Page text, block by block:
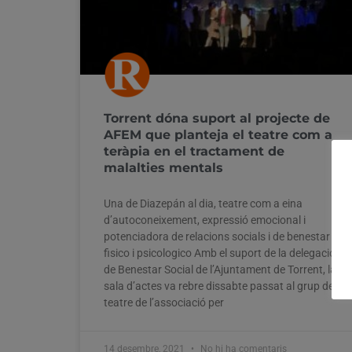
Torrent dóna suport al projecte de
AFEM que planteja el teatre com a
teràpia en el tractament de
malalties mentals
Una de Diazepán al dia, teatre com a eina
d’autoconeixement, expressió emocional i
potenciadora de relacions socials i de benestar
fisico i psicologico Amb el suport de la delegació
de Benestar Social de l’Ajuntament de Torrent, la
sala d’actes va rebre dissabte passat al grup de
teatre de l’associació per
14 desembre, 2021 No hi ha comentaris